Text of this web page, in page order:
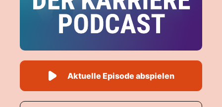
Aktuelle Episode abspielen